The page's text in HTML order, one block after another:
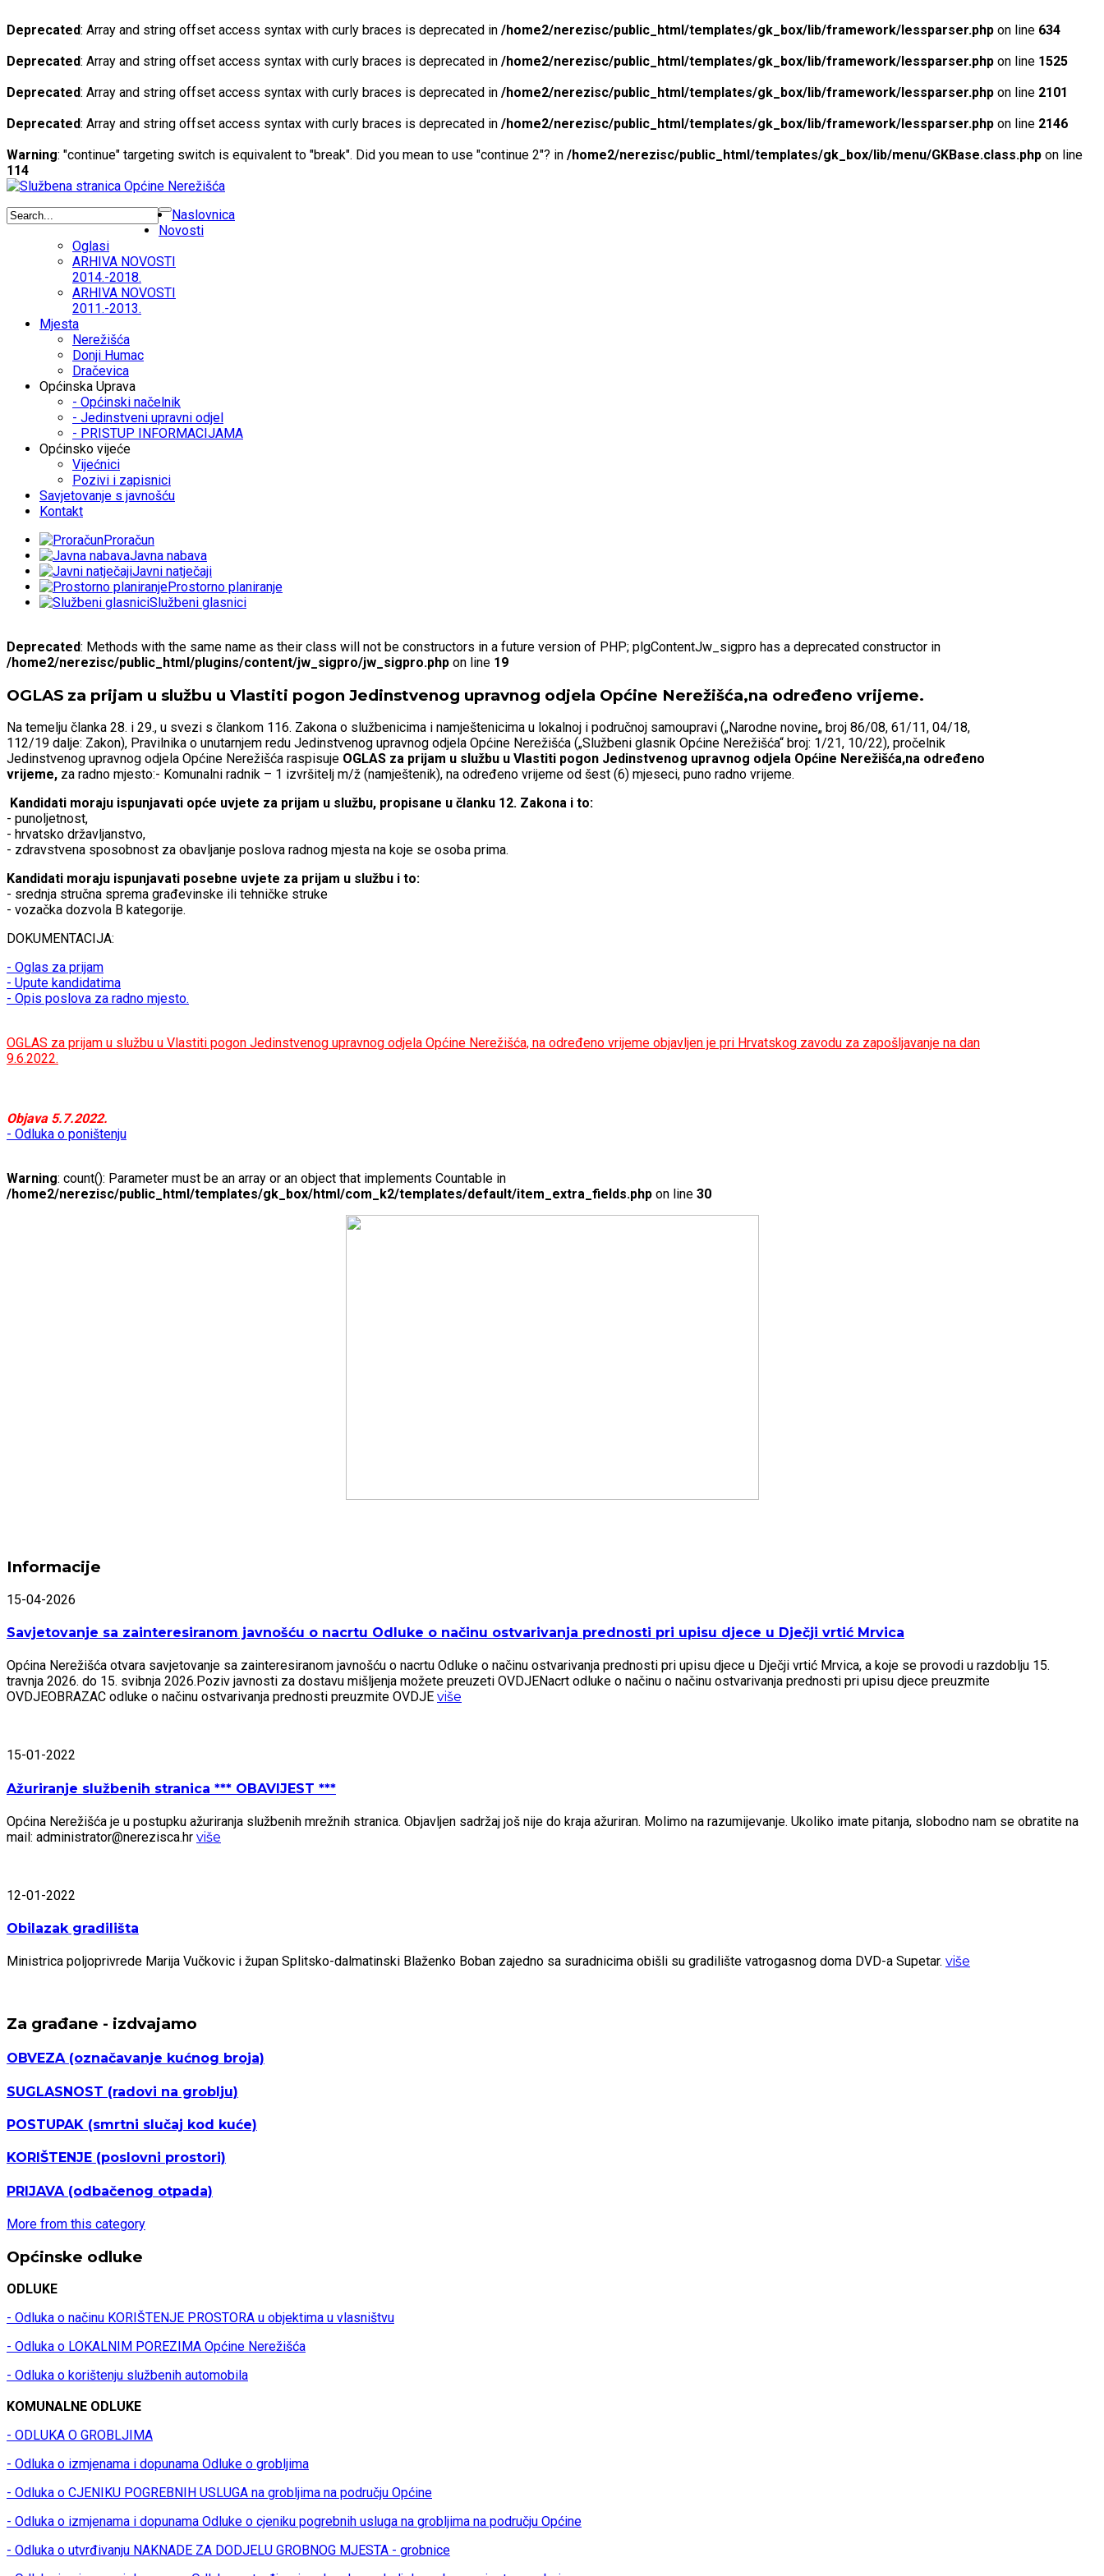
Deprecated: Array and string offset access syntax with curly braces is deprecated in /home2/nerezisc/public_html/templates/gk_box/lib/framework/lessparser.php on line 634
Deprecated: Array and string offset access syntax with curly braces is deprecated in /home2/nerezisc/public_html/templates/gk_box/lib/framework/lessparser.php on line 1525
Deprecated: Array and string offset access syntax with curly braces is deprecated in /home2/nerezisc/public_html/templates/gk_box/lib/framework/lessparser.php on line 2101
Deprecated: Array and string offset access syntax with curly braces is deprecated in /home2/nerezisc/public_html/templates/gk_box/lib/framework/lessparser.php on line 2146
Warning: "continue" targeting switch is equivalent to "break". Did you mean to use "continue 2"? in /home2/nerezisc/public_html/templates/gk_box/lib/menu/GKBase.class.php on line
114
Naslovnica
Novosti
Oglasi
ARHIVA NOVOSTI
2014.-2018.
ARHIVA NOVOSTI
2011.-2013.
Mjesta
Nerežišća
Donji Humac
Dračevica
Općinska Uprava
- Općinski načelnik
- Jedinstveni upravni odjel
- PRISTUP INFORMACIJAMA
Općinsko vijeće
Vijećnici
Pozivi i zapisnici
Savjetovanje s javnošću
Kontakt
Proračun
Javna nabava
Javni natječaji
Prostorno planiranje
Službeni glasnici
Deprecated: Methods with the same name as their class will not be constructors in a future version of PHP; plgContentJw_sigpro has a deprecated constructor in
/home2/nerezisc/public_html/plugins/content/jw_sigpro/jw_sigpro.php on line 19
OGLAS za prijam u službu u Vlastiti pogon Jedinstvenog upravnog odjela Općine Nerežišća,na određeno vrijeme.
Na temelju članka 28. i 29., u svezi s člankom 116. Zakona o službenicima i namještenicima u lokalnoj i područnoj samoupravi („Narodne novine„ broj 86/08, 61/11, 04/18,
112/19 dalje: Zakon), Pravilnika o unutarnjem redu Jedinstvenog upravnog odjela Općine Nerežišća („Službeni glasnik Općine Nerežišća“ broj: 1/21, 10/22), pročelnik
Jedinstvenog upravnog odjela Općine Nerežišća raspisuje OGLAS za prijam u službu u Vlastiti pogon Jedinstvenog upravnog odjela Općine Nerežišća,na određeno
vrijeme, za radno mjesto:- Komunalni radnik – 1 izvršitelj m/ž (namještenik), na određeno vrijeme od šest (6) mjeseci, puno radno vrijeme.
Kandidati moraju ispunjavati opće uvjete za prijam u službu, propisane u članku 12. Zakona i to:
- punoljetnost,
- hrvatsko državljanstvo,
- zdravstvena sposobnost za obavljanje poslova radnog mjesta na koje se osoba prima.
Kandidati moraju ispunjavati posebne uvjete za prijam u službu i to:
- srednja stručna sprema građevinske ili tehničke struke
- vozačka dozvola B kategorije.
DOKUMENTACIJA:
- Oglas za prijam
- Upute kandidatima
- Opis poslova za radno mjesto.
OGLAS za prijam u službu u Vlastiti pogon Jedinstvenog upravnog odjela Općine Nerežišća, na određeno vrijeme objavljen je pri Hrvatskog zavodu za zapošljavanje na dan
9.6.2022.
Objava 5.7.2022.
- Odluka o poništenju
Warning: count(): Parameter must be an array or an object that implements Countable in
/home2/nerezisc/public_html/templates/gk_box/html/com_k2/templates/default/item_extra_fields.php on line 30
Informacije
15-04-2026
Savjetovanje sa zainteresiranom javnošću o nacrtu Odluke o načinu ostvarivanja prednosti pri upisu djece u Dječji vrtić Mrvica
Općina Nerežišća otvara savjetovanje sa zainteresiranom javnošću o nacrtu Odluke o načinu ostvarivanja prednosti pri upisu djece u Dječji vrtić Mrvica, a koje se provodi u razdoblju 15.
travnja 2026. do 15. svibnja 2026.Poziv javnosti za dostavu mišljenja možete preuzeti OVDJENacrt odluke o načinu o načinu ostvarivanja prednosti pri upisu djece preuzmite
OVDJEOBRAZAC odluke o načinu ostvarivanja prednosti preuzmite OVDJE više
15-01-2022
Ažuriranje službenih stranica *** OBAVIJEST ***
Općina Nerežišća je u postupku ažuriranja službenih mrežnih stranica. Objavljen sadržaj još nije do kraja ažuriran. Molimo na razumijevanje. Ukoliko imate pitanja, slobodno nam se obratite na
mail: administrator@nerezisca.hr više
12-01-2022
Obilazak gradilišta
Ministrica poljoprivrede Marija Vučkovic i župan Splitsko-dalmatinski Blaženko Boban zajedno sa suradnicima obišli su gradilište vatrogasnog doma DVD-a Supetar. više
Za građane - izdvajamo
OBVEZA(označavanje kućnog broja)
SUGLASNOST (radovi na groblju)
POSTUPAK (smrtni slučaj kod kuće)
KORIŠTENJE (poslovni prostori)
PRIJAVA (odbačenog otpada)
More from this category
Općinske odluke
ODLUKE
- Odluka o načinu KORIŠTENJE PROSTORA u objektima u vlasništvu
- Odluka o LOKALNIM POREZIMA Općine Nerežišća
- Odluka o korištenju službenih automobila
KOMUNALNE ODLUKE
- ODLUKA O GROBLJIMA
- Odluka o izmjenama i dopunama Odluke o grobljima
- Odluka o CJENIKU POGREBNIH USLUGA na grobljima na području Općine
- Odluka o izmjenama i dopunama Odluke o cjeniku pogrebnih usluga na grobljima na području Općine
- Odluka o utvrđivanju NAKNADE ZA DODJELU GROBNOG MJESTA - grobnice